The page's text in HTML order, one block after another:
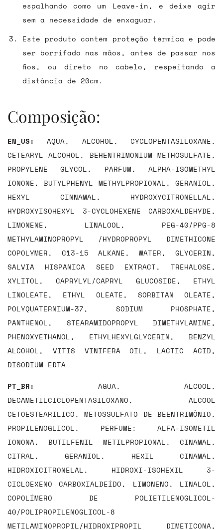
espalhando como um Leave-in, e deixe agir
sem a necessidade de enxaguar.
Este produto contém proteção térmica e pode
ser borrifado nas mãos, antes de passar nos
fios, ou direto no cabelo, respeitando a
distância de 20cm.
Composição:
EN_US:
AQUA, ALCOHOL, CYCLOPENTASILOXANE,
CETEARYL ALCOHOL, BEHENTRIMONIUM METHOSULFATE,
PROPYLENE GLYCOL, PARFUM, ALPHA-ISOMETHYL
IONONE, BUTYLPHENYL METHYLPROPIONAL, GERANIOL,
HEXYL CINNAMAL, HYDROXYCITRONELLAL,
HYDROXYISOHEXYL 3-CYCLOHEXENE CARBOXALDEHYDE,
LIMONENE, LINALOOL, PEG-40/PPG-8
METHYLAMINOPROPYL /HYDROPROPYL DIMETHICONE
COPOLYMER, C13-15 ALKANE, WATER, GLYCERIN,
SALVIA HISPANICA SEED EXTRACT, TREHALOSE,
XYLITOL, CAPRYLYL/CAPRYL GLUCOSIDE, ETHYL
LINOLEATE, ETHYL OLEATE, SORBITAN OLEATE,
POLYQUATERNIUM-37, SODIUM PHOSPHATE,
PANTHENOL, STEARAMIDOPROPYL DIMETHYLAMINE,
PHENOXYETHANOL, ETHYLHEXYLGLYCERIN, BENZYL
ALCOHOL, VITIS VINIFERA OIL, LACTIC ACID,
DISODIUM EDTA
PT_BR:
ÁGUA, ÁLCOOL,
DECAMETILCICLOPENTASILOXANO, ÁLCOOL
CETOESTEARÍLICO, METOSSULFATO DE BEENTRIMÔNIO,
PROPILENOGLICOL, PERFUME: ALFA-ISOMETIL
IONONA, BUTILFENIL METILPROPIONAL, CINAMAL,
CITRAL, GERANIOL, HEXIL CINAMAL,
HIDROXICITRONELAL, HIDROXI-ISOHEXIL 3-
CICLOEXENO CARBOXIALDEÍDO, LIMONENO, LINALOL,
COPOLÍMERO DE POLIETILENOGLICOL-
40/POLIPROPILENOGLICOL-8
METILAMINOPROPIL/HIDROXIPROPIL DIMETICONA,